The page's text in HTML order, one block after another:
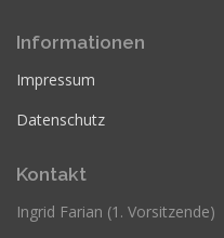
Informationen
Impressum
Datenschutz
Kontakt
Ingrid Farian (1. Vorsitzende)